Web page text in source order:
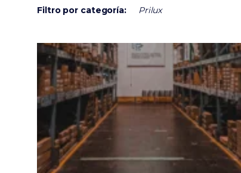
Filtro por categoría: Prilux